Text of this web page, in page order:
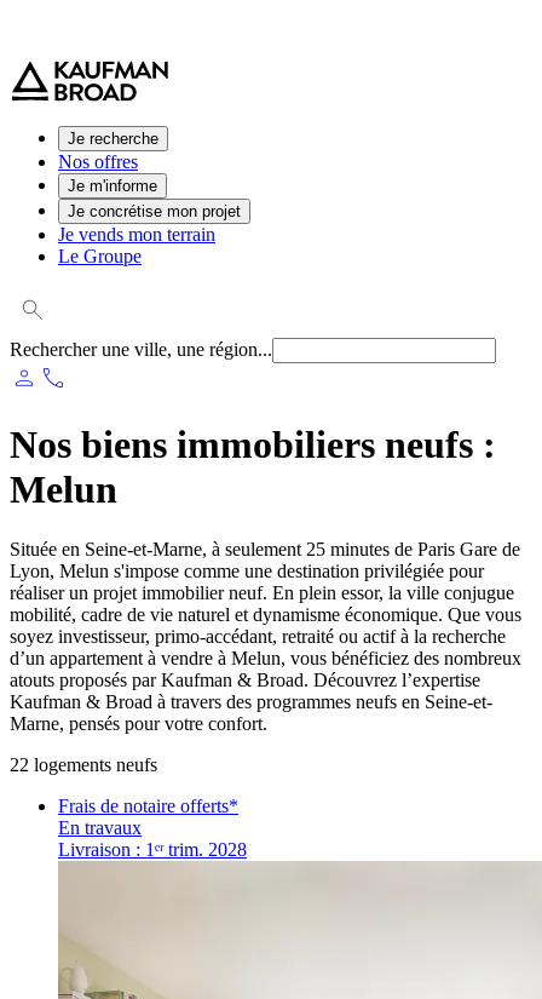
Je recherche
Nos offres
Je m'informe
Je concrétise mon projet
Je vends mon terrain
Le Groupe
Rechercher une ville, une région...
person phone
Nos biens immobiliers neufs :
Melun
Située en Seine-et-Marne, à seulement 25 minutes de Paris Gare de
Lyon, Melun s'impose comme une destination privilégiée pour
réaliser un projet immobilier neuf. En plein essor, la ville conjugue
mobilité, cadre de vie naturel et dynamisme économique. Que vous
soyez investisseur, primo-accédant, retraité ou actif à la recherche
d’un appartement à vendre à Melun, vous bénéficiez des nombreux
atouts proposés par Kaufman & Broad. Découvrez l’expertise
Kaufman & Broad à travers des programmes neufs en Seine-et-
Marne, pensés pour votre confort.
22 logements neufs
Frais de notaire offerts*
En travaux
Livraison : 1ᵉʳ trim. 2028